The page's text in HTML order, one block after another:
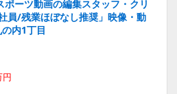
ポーツ動画の編集スタッフ・クリ
員/残業ほぼなし推奨」映像・動
内1丁目
円